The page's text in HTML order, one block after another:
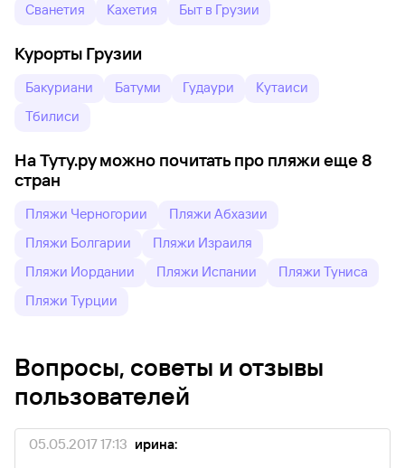
Сванетия
Кахетия Быт в Грузии
Курорты Грузии
Бакуриани Батуми Гудаури
Кутаиси
Тбилиси
На Туту.ру можно почитать про пляжи еще 8
стран
Пляжи Черногории
Пляжи Абхазии
Пляжи Болгарии
Пляжи Израиля
Пляжи Иордании
Пляжи Испании
Пляжи Туниса
Пляжи Турции
Вопросы, советы и отзывы
пользователей
05.05.2017 17:13 ирина: